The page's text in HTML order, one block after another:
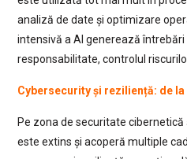
analiză de date și optimizare
intensivă a AI generează
responsabilitate, controlul
Cybersecurity și reziliență: de la
Pe zona de securitate
este extins și acoperă multiple